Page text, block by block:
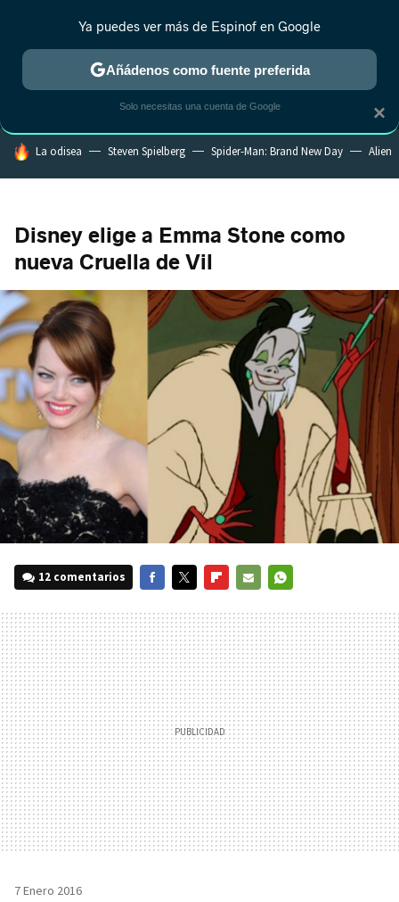
MENÚ NUEVO
ESTRENOS REALITY ANIME RANKINGS CINE
HOY SE HABLA DE
La odisea Steven Spielberg Spider-Man: Brand New Day Alien
Disney elige a Emma Stone como
nueva Cruella de Vil
12 comentarios
MAIL
7 Enero 2016
×
Ya puedes ver más de Espinof en Google
Añádenos como fuente preferida
Solo necesitas una cuenta de Google